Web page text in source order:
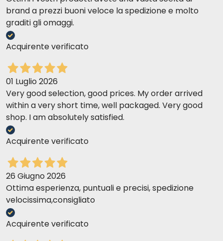
brand a prezzi buoni veloce la spedizione e molto
graditi gli omaggi.
Acquirente verificato
01 Luglio 2026
Very good selection, good prices. My order arrived
within a very short time, well packaged. Very good
shop. I am absolutely satisfied.
Acquirente verificato
26 Giugno 2026
Ottima esperienza, puntuali e precisi, spedizione
velocissima,consigliato
Acquirente verificato